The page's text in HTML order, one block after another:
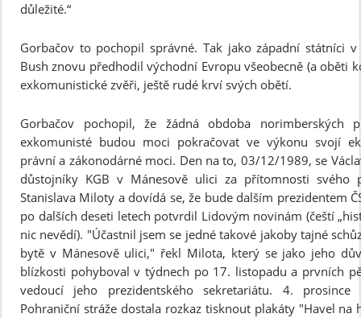
důležité.“
Gorbačov to pochopil správné. Tak jako západní státníci
Bush znovu předhodil východní Evropu všeobecně (a oběti
exkomunistické zvěři, ještě rudé krví svých obětí.
Gorbačov pochopil, že žádná obdoba norimberských
exkomunisté budou moci pokračovat ve výkonu svojí
právní a zákonodárné moci. Den na to, 03/12/1989, se
důstojníky KGB v Mánesově ulici za přítomnosti svého
Stanislava Miloty a dovídá se, že bude dalším prezidentem
po dalších deseti letech potvrdil Lidovým novinám (čeští
nic nevědí). "Účastnil jsem se jedné takové jakoby tajné
bytě v Mánesově ulici," řekl Milota, který se jako jeho
blízkosti pohyboval v týdnech po 17. listopadu a prvních
vedoucí jeho prezidentského sekretariátu. 4.
Pohraniční stráže dostala rozkaz tisknout plakáty "Havel na